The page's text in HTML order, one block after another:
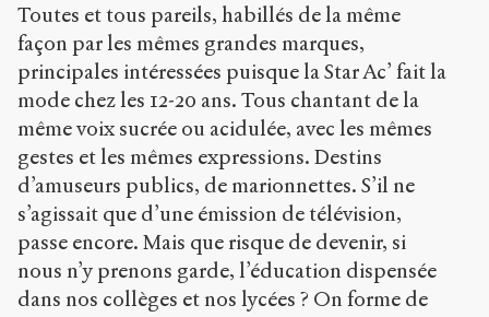
Toutes et tous pareils, habillés de la même
façon par les mêmes grandes marques,
principales intéressées puisque la Star Ac’ fait la
mode chez les 12-20 ans. Tous chantant de la
même voix sucrée ou acidulée, avec les mêmes
gestes et les mêmes expressions. Destins
d’amuseurs publics, de marionnettes. S’il ne
s’agissait que d’une émission de télévision,
passe encore. Mais que risque de devenir, si
nous n’y prenons garde, l’éducation dispensée
dans nos collèges et nos lycées ? On forme de